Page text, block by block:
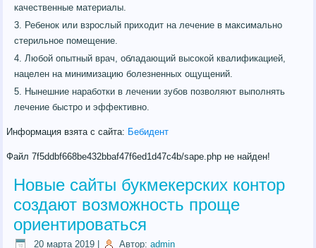
качественные материалы.
Ребенок или взрослый приходит на лечение в максимально
стерильное помещение.
Любой опытный врач, обладающий высокой квалификацией,
нацелен на минимизацию болезненных ощущений.
Нынешние наработки в лечении зубов позволяют выполнять
лечение быстро и эффективно.
Информация взята с сайта: Бебидент
Файл 7f5ddbf668be432bbaf47f6ed1d47c4b/sape.php не найден!
Новые сайты букмекерских контор
создают возможность проще
ориентироваться
20 марта 2019 Автор: admin